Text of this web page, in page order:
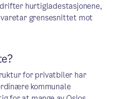
hurtigladestasjonene,
grensesnittet mot
for privatbiler har
kommunale